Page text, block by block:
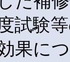
試験
果に